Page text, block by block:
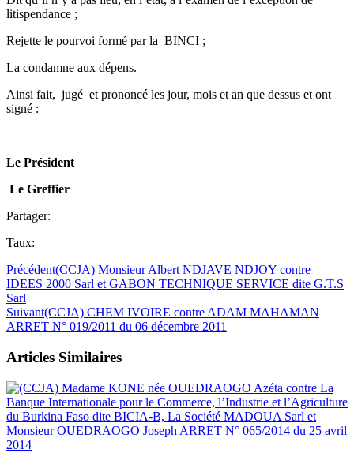
litispendance ;
Rejette le pourvoi formé par la BINCI ;
La condamne aux dépens.
Ainsi fait, jugé et prononcé les jour, mois et an que dessus et ont
signé :
Le Président
Le Greffier
Partager:
Taux:
Précédent(CCJA) Monsieur Albert NDJAVE NDJOY contre
IDEES 2000 Sarl et GABON TECHNIQUE SERVICE dite G.T.S
Sarl
Suivant(CCJA) CHEM IVOIRE contre ADAM MAHAMAN
ARRET N° 019/2011 du 06 décembre 2011
Articles Similaires